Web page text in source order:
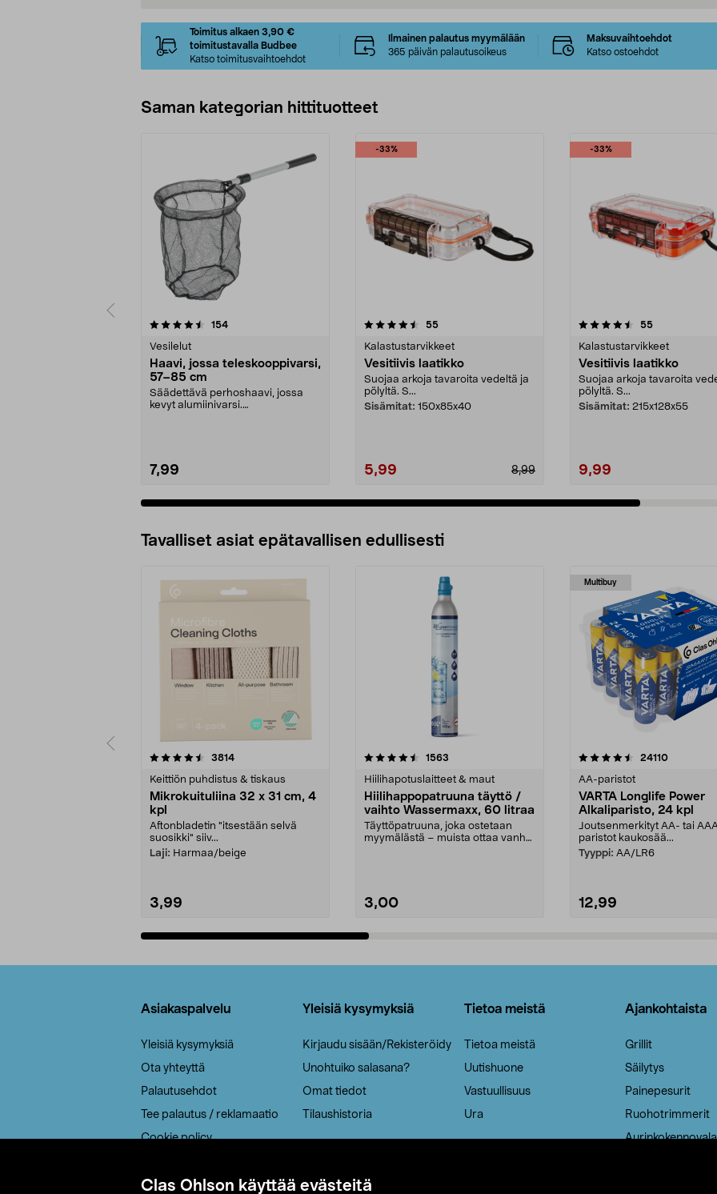
Clas Ohlson käyttää evästeitä
Toimitus alkaen 3,90 €
toimitustavalla Budbee
Katso toimitusvaihtoehdot
Ilmainen palautus myymälään
365 päivän palautusoikeus
Maksuvaihtoehdot
Katso ostoehdot
Saman kategorian hittituotteet
154arvostelut
Vesilelut
Haavi, jossa teleskooppivarsi,
57–85 cm
Säädettävä perhoshaavi, jossa
kevyt alumiinivarsi.
7,99
-33%
4.5 viidestä
55arvostelut
Kalastustarvikkeet
Vesitiivis laatikko
Suojaa arkoja tavaroita vedeltä ja
pölyltä. S...
Sisämitat: 150x85x40
5,99 8,99
-33%
4.5 viidestä
55arvostelut
Kalastustarvikkeet
Vesitiivis laatikko
Suojaa arkoja tavaroita
pölyltä. S...
Sisämitat: 215x128x55
9,99
4.5 viidestä
Tavalliset asiat epätavallisen edullisesti
3814arvostelut
Keittiön puhdistus & tiskaus
Mikrokuituliina 32 x 31 cm, 4
kpl
Aftonbladetin "itsestään selvä
suosikki" siiv...
Laji: Harmaa/beige
3,99
4.5viidestä
1563
Hiilihapotuslaitteet & maut
Hiilihappopatruuna täyttö /
vaihto Wassermaxx, 60 litraa
Täyttöpatruuna, joka ostetaan
myymälästä – muista ottaa vanha
3,00
Multibuy
4.5viidestä
24110arvostelut
AA-paristot
VARTA Longlife Power
Alkaliparisto, 24 kpl
Joutsenmerkityt AA- tai
paristot kaukosää...
Tyyppi: AA/LR6
12,99
4.5viidestä
Asiakaspalvelu
Yleisiä kysymyksiä
Ota yhteyttä
Palautusehdot
Tee palautus / reklamaatio
Cookie policy
Saavutettavuus
Yleisiä kysymyksiä
Kirjaudu sisään/Rekisteröidy
Unohtuiko salasana?
Omat tiedot
Tilaushistoria
Tietoa meistä
Tietoa meistä
Uutishuone
Vastuullisuus
Ura
Ajankohtaista
Grillit
Säilytys
Painepesurit
Ruohotrimmerit